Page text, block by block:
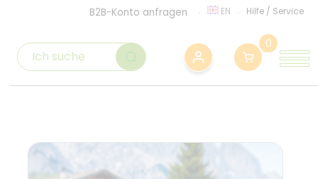
B2B-Konto anfragen EN Hilfe / Service
0